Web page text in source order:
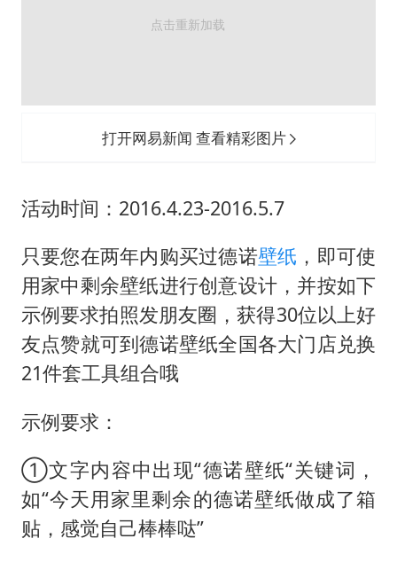
云南一男子胃中取出180颗铁钉
打开网易新闻 查看精彩图片
活动时间：2016.4.23-2016.5.7
只要您在两年内购买过德诺壁纸 ，即可使
用家中剩余壁纸进行创意设计，并按如下
示例要求拍照发朋友圈，获得30位以上好
友点赞就可到德诺壁纸全国各大门店兑换
21件套工具组合哦
示例要求：
①文字内容中出现“德诺壁纸“关键词，
如“今天用家里剩余的德诺壁纸做成了箱
贴，感觉自己棒棒哒”